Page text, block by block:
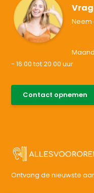
Neem
- 16:00 tot 20.00 uur
Contact opnemen
Ontvang de nieuwste